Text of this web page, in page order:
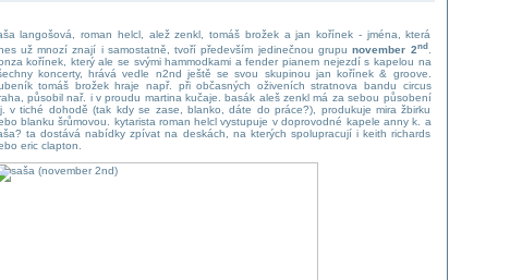
langošová, roman helcl, alež zenkl, tomáš brožek a jan kořínek - jména, která
už mnozí znají i samostatně, tvoří především jedinečnou grupunovember 2nd.
kořínek, který ale se svými hammodkami a fender pianem nejezdí s kapelou na
koncerty, hrává vedle n2nd ještě se svou skupinou jan kořínek & groove.
tomáš brožek hraje např. při občasných oživeních stratnova bandu circus
působil nař. i v proudu martina kučaje. basák aleš zenkl má za sebou působení
v tiché dohodě (tak kdy se zase, blanko, dáte do práce?), produkuje mira žbirku
blanku šrůmovou. kytarista roman helcl vystupuje v doprovodné kapele anny k. a
ta dostává nabídky zpívat na deskách, na kterých spolupracují i keith richards
eric clapton.